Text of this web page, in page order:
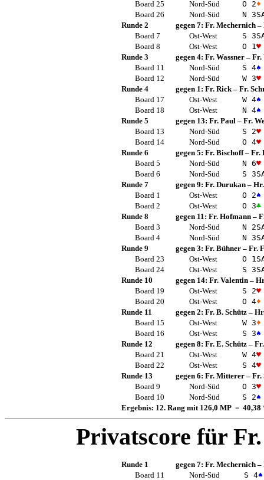
Board 25 Nord-Süd O 2♦
Board 26
Nord-Süd N 3
Runde 2
gegen 7: Fr. Mechernich –
Board 7
Ost-West S 3
Board 8
Ost-West O 1♥
Runde 3
gegen 4: Fr. Wassner – Fr.
Board 11
Nord-Süd S 4♠
Board 12
Nord-Süd W 3♥
Runde 4
gegen 1: Fr. Rick– Fr.
Board 17
Ost-West W 4♠
Board 18
Ost-West N 4♠
Runde 5
gegen 13: Fr. Paul – Fr.
Board 13
Nord-Süd S 2♥
Board 14
Nord-Süd O 4♥
Runde 6
gegen 5: Fr. Bischoff– Fr.
Board 5
Nord-Süd N 6♥
Board 6
Nord-Süd S 3
Runde 7
gegen 9: Fr. Durukan –
Board 1
Ost-West O 2♠
Board 2
Ost-West O 3♣
Runde 8
gegen 11: Fr. Hofmann –
Board 3
Nord-Süd N 2
Board 4
Nord-Süd N 3
Runde 9
gegen 3: Fr. Bühner – Fr.
Board 23
Ost-West O 1
Board 24
Ost-West S 3
Runde 10
gegen 14: Fr. Valentin –
Board 19
Ost-West S 2♥
Board 20
Ost-West O 4♦
Runde 11
gegen 2: Fr. B. Schütz –
Board 15
Ost-West W 3♦
Board 16
Ost-West S 3♠
Runde 12
gegen 8: Fr. E. Schütz –
Board 21
Ost-West W 4♥
Board 22
Ost-West S 4♥
Runde 13
gegen 6: Fr. Mitterer – Fr.
Board 9
Nord-Süd O 3♥
Board 10
Nord-Süd S 2♠
Ergebnis: 12. Rang mit 126,0 MP = 40,38
Privatscore für
Runde 1 gegen 7: Fr. Mechernich –
Board 11
Nord-Süd S 4♠